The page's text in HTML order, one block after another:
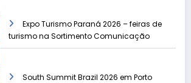
Expo Turismo Paraná 2026 – feiras de
turismo na Sortimento Comunicação
South Summit Brazil 2026 em Porto